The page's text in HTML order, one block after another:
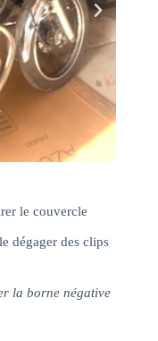
le couvercle
dégager des clips
la borne négative